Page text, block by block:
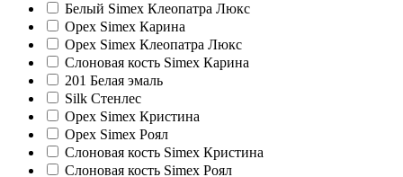
Белый Simex Клеопатра Люкс
Орех Simex Карина
Орех Simex Клеопатра Люкс
Слоновая кость Simex Карина
201 Белая эмаль
Silk Стенлес
Орех Simex Кристина
Орех Simex Роял
Слоновая кость Simex Кристина
Слоновая кость Simex Роял